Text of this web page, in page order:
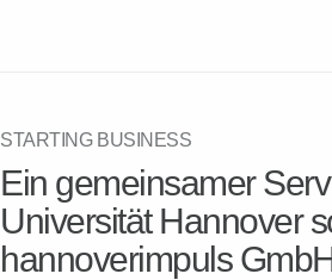
STARTING BUSINESS
Ein gemeinsamer
Universität Hannover
hannoverimpuls